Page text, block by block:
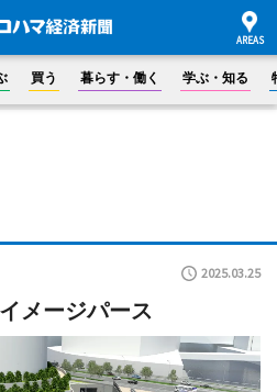
買う 暮らす・働く 学ぶ・知る
2025.03.25
メージパース